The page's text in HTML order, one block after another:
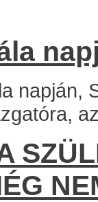
napján,